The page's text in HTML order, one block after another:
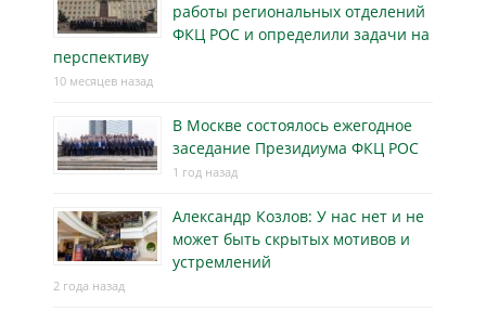
работы региональных отделений
ФКЦ РОС и определили задачи на
перспективу
10 месяцев назад
В Москве состоялось ежегодное
заседание Президиума ФКЦ РОС
1 год назад
Александр Козлов: У нас нет и не
может быть скрытых мотивов и
устремлений
2 года назад